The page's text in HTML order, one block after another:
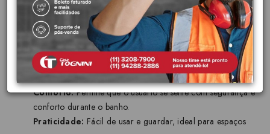
segura na parede, garantindo a estabilidade do banco
durante o uso.
Benefícios:
Segurança:Proporciona maior segurança durante o banho,
evitando quedas e escorregões.
Conforto:Permite que o usuário se sente com segurança e
conforto durante o banho.
Praticidade: Fácil de usar e guardar, ideal para espaços